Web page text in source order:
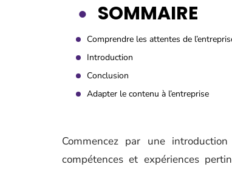
SOMMAIRE
Comprendre les attentes de
Introduction
Conclusion
Adapter le contenu à l’entreprise
Commencez par une
compétences et expériences